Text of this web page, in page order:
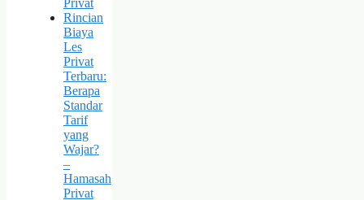
Privat
Rincian
Biaya
Les
Privat
Terbaru:
Berapa
Standar
Tarif
yang
Wajar?
–
Hamasah
Privat